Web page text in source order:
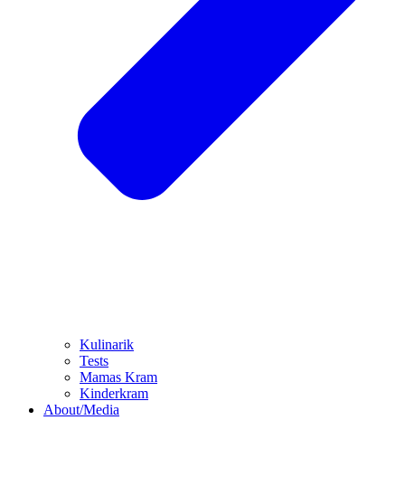
Kulinarik
Tests
Mamas Kram
Kinderkram
About/Media